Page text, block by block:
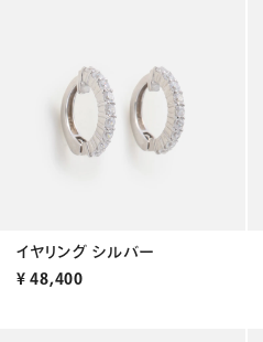
イヤリング シルバー
¥ 48,400